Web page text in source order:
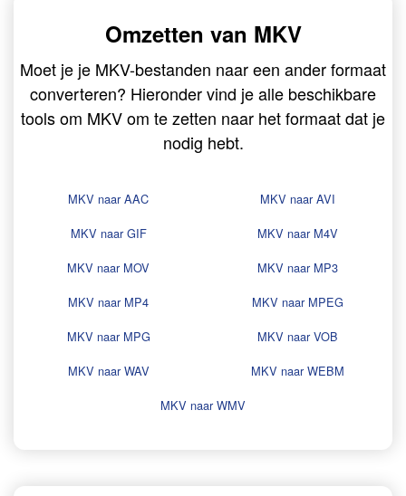
Omzetten van MKV
Moet je je MKV-bestanden naar een ander formaat
converteren? Hieronder vind je alle beschikbare
tools om MKV om te zetten naar het formaat dat je
nodig hebt.
MKV naar AAC
MKV naar AVI
MKV naar GIF
MKV naar M4V
MKV naar MOV
MKV naar MP3
MKV naar MP4
MKV naar MPEG
MKV naar MPG
MKV naar VOB
MKV naar WAV
MKV naar WEBM
MKV naar WMV